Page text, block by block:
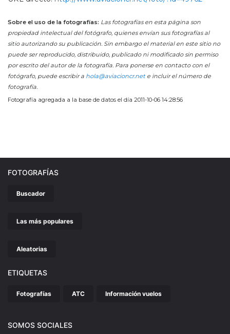
Sobre el uso de la fotografías: Las fotografías en esta página son
propiedad intelectual del fotógrafo, quienes envían sus fotografías al
sitio autorizando su publicación. Sin embargo el material en este sitio no
puede ser reproducido, distribuido, publicado ni modificado sin permiso
por escrito del autor de la fotografía. Para ponerse en contacto con el
fotógrafo, puede escribir a hola@aviacioncr.nete incluir el número de
fotografía.
Fotografía agregada a la base de datos el día 2011-10-06 14:28:56
FOTOGRAFÍAS
Buscador
Las más populares
Aleatorias
ETIQUETAS
Fotografías ATC Información vuelos
SOMOS SOCIALES